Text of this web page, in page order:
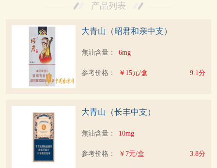
产品列表
大青山（昭君和亲中支）
焦油含量： 6mg
参考价格： ￥15元/盒 9.1分
大青山（长丰中支）
焦油含量： 10mg
参考价格： ￥7元/盒 3.8分